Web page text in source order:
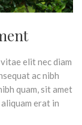
elit nec diam
ac nibh
quam, sit amet
erat in